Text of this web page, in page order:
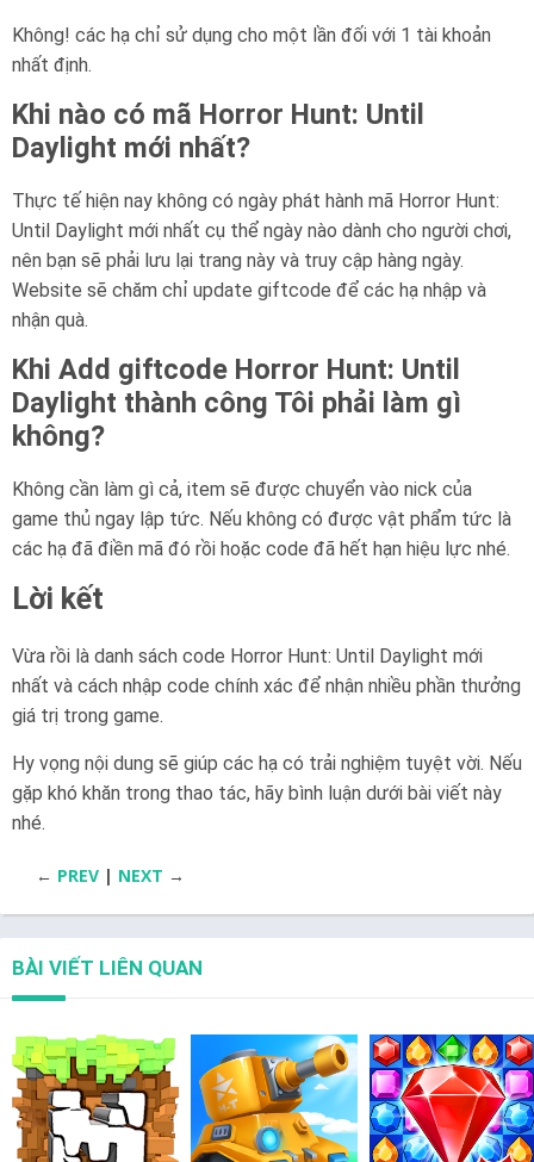
Không! các hạ chỉ sử dụng cho một lần đối với 1 tài khoản
nhất định.
Khi nào có mã Horror Hunt: Until
Daylight mới nhất?
Thực tế hiện nay không có ngày phát hành mã Horror Hunt:
Until Daylight mới nhất cụ thể ngày nào dành cho người chơi,
nên bạn sẽ phải lưu lại trang này và truy cập hàng ngày.
Website sẽ chăm chỉ update giftcode để các hạ nhập và
nhận quà.
Khi Add giftcode Horror Hunt: Until
Daylight thành công Tôi phải làm gì
không?
Không cần làm gì cả, item sẽ được chuyển vào nick của
game thủ ngay lập tức. Nếu không có được vật phẩm tức là
các hạ đã điền mã đó rồi hoặc code đã hết hạn hiệu lực nhé.
Lời kết
Vừa rồi là danh sách code Horror Hunt: Until Daylight mới
nhất và cách nhập code chính xác để nhận nhiều phần thưởng
giá trị trong game.
Hy vọng nội dung sẽ giúp các hạ có trải nghiệm tuyệt vời. Nếu
gặp khó khăn trong thao tác, hãy bình luận dưới bài viết này
nhé.
← PREV | NEXT →
BÀI VIẾT LIÊN QUAN